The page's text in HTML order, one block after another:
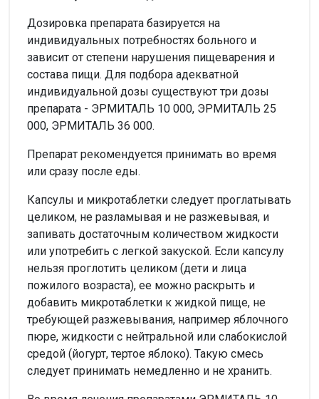
Дозировка препарата базируется на
индивидуальных потребностях больного и
зависит от степени нарушения пищеварения и
состава пищи. Для подбора адекватной
индивидуальной дозы существуют три дозы
препарата - ЭРМИТАЛЬ 10 000, ЭРМИТАЛЬ 25
000, ЭРМИТАЛЬ 36 000.
Препарат рекомендуется принимать во время
или сразу после еды.
Капсулы и микротаблетки следует проглатывать
целиком, не разламывая и не разжевывая, и
запивать достаточным количеством жидкости
или употребить с легкой закуской. Если капсулу
нельзя проглотить целиком (дети и лица
пожилого возраста), ее можно раскрыть и
добавить микротаблетки к жидкой пище, не
требующей разжевывания, например яблочного
пюре, жидкости с нейтральной или слабокислой
средой (йогурт, тертое яблоко). Такую смесь
следует принимать немедленно и не хранить.